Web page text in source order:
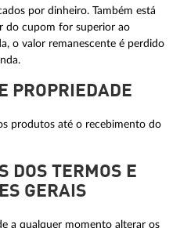
por dinheiro. Também está
do cupom for superior ao
o valor remanescente é perdido
PROPRIEDADE
produtos até o recebimento do
DOS TERMOS E
GERAIS
a qualquer momento alterar os